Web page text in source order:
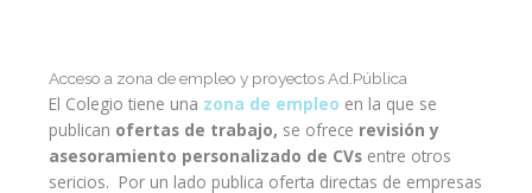
Acceso a zona de empleo y proyectos Ad.Pública
El Colegio tiene una zona de empleo en la que se
publican ofertas de trabajo, se ofrece revisión y
asesoramiento personalizado de CVsentre otros
sericios. Por un lado publica oferta directas de empresas